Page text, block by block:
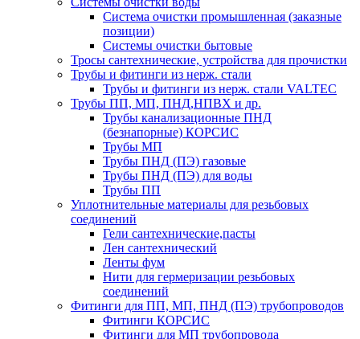
Система очистки промышленная (заказные
позиции)
Системы очистки бытовые
Тросы сантехнические, устройства для прочистки
Трубы и фитинги из нерж. стали
Трубы и фитинги из нерж. стали VALTEC
Трубы ПП, МП, ПНД,НПВХ и др.
Трубы канализационные ПНД
(безнапорные) КОРСИС
Трубы МП
Трубы ПНД (ПЭ) газовые
Трубы ПНД (ПЭ) для воды
Трубы ПП
Уплотнительные материалы для резьбовых
соединений
Гели сантехнические,пасты
Лен сантехнический
Ленты фум
Нити для гермеризации резьбовых
соединений
Фитинги для ПП, МП, ПНД (ПЭ) трубопроводов
Фитинги КОРСИС
Фитинги для МП трубопровода